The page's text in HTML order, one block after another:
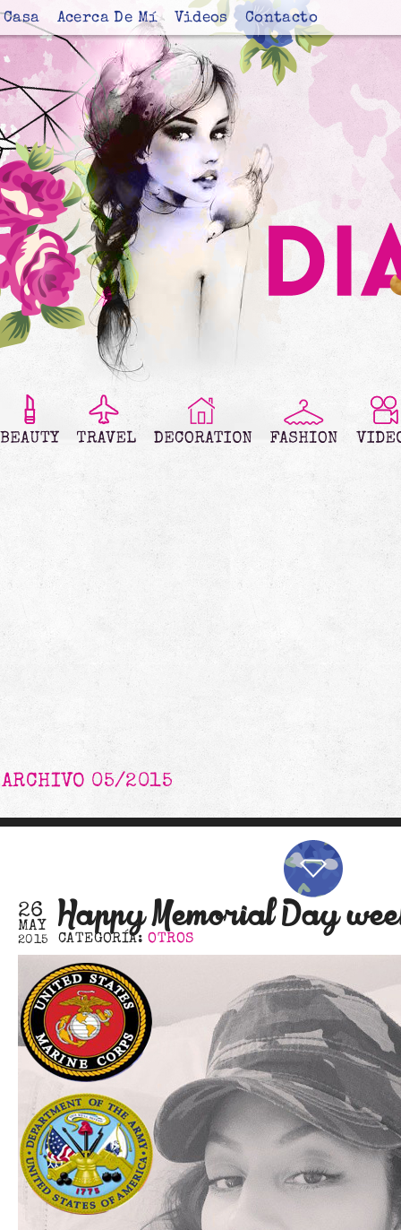
Casa Acerca De Mí Videos Contacto
ARCHIVO 05/2015
26
MAY
2015
Happy Memorial Day
CATEGORÍA:OTROS